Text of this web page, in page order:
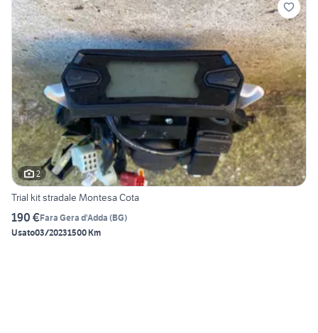
2
Trial kit stradale Montesa Cota
190 €Fara Gera d'Adda (BG)
Usato03/20231500 Km